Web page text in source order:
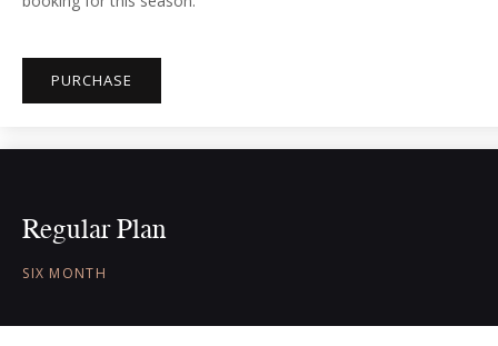
PURCHASE
Regular Plan
SIX MONTH